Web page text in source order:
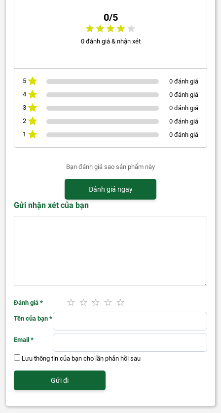
0/5
0 đánh giá & nhận xét
5
0 đánh giá
4
0 đánh giá
3
0 đánh giá
2
0 đánh giá
1
0 đánh giá
Bạn đánh giá sao sản phẩm này
Đánh giá ngay
Gửi nhận xét của bạn
Đánh giá *
Tên của bạn *
Email *
Lưu thông tin của bạn cho lần phản hồi sau